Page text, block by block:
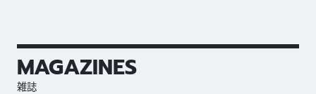
MAGAZINES
雑誌